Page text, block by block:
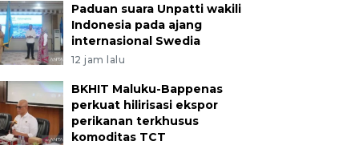
Paduan suara Unpatti wakili
Indonesia pada ajang
internasional Swedia
12 jam lalu
BKHIT Maluku-Bappenas
perkuat hilirisasi ekspor
perikanan terkhusus
komoditas TCT